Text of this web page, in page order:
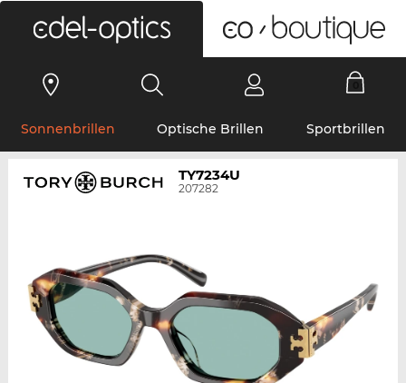
Sonnenbrillen Optische Brillen Sportbrillen
TY7234U
207282